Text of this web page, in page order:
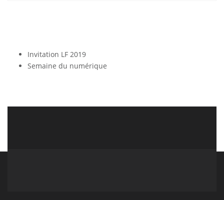
Invitation LF 2019
Semaine du numérique